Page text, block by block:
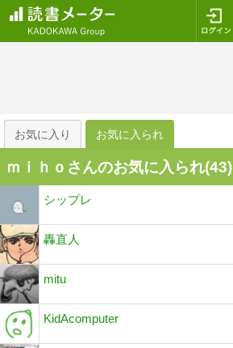
お気に入り お気に入られ
ｍｉｈｏさんのお気に入られ(43)
シップレ
轟直人
mitu
KidAcomputer